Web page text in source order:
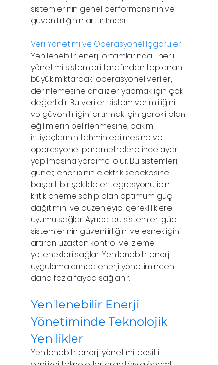
sistemlerinin genel performansının ve
güvenilirliğinin arttırılması.
Veri Yönetimi ve Operasyonel İçgörüler
Yenilenebilir enerji ortamlarında Enerji
yönetimi sistemleri tarafından toplanan
büyük miktardaki operasyonel veriler,
derinlemesine analizler yapmak için çok
değerlidir. Bu veriler, sistem verimliliğini
ve güvenilirliğini artırmak için gerekli olan
eğilimlerin belirlenmesine, bakım
ihtiyaçlarının tahmin edilmesine ve
operasyonel parametrelere ince ayar
yapılmasına yardımcı olur. Bu sistemleri,
güneş enerjisinin elektrik şebekesine
başarılı bir şekilde entegrasyonu için
kritik öneme sahip olan optimum güç
dağıtımını ve düzenleyici gerekliliklere
uyumu sağlar. Ayrıca, bu sistemler, güç
sistemlerinin güvenilirliğini ve esnekliğini
artıran uzaktan kontrol ve izleme
yetenekleri sağlar. Yenilenebilir enerji
uygulamalarında enerji yönetiminden
daha fazla fayda sağlanır.
Yenilenebilir Enerji
Yönetiminde Teknolojik
Yenilikler
Yenilenebilir enerji yönetimi, çeşitli